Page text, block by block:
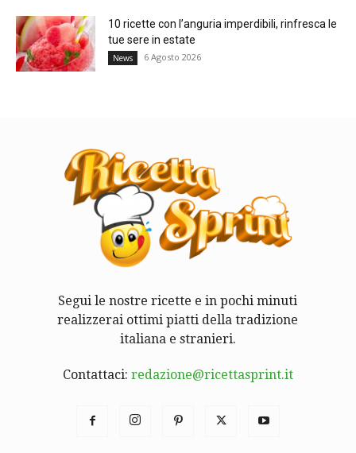
10 ricette con l’anguria imperdibili, rinfresca le
tue sere in estate
News 6 Agosto 2026
Segui le nostre ricette e in pochi minuti
realizzerai ottimi piatti della tradizione
italiana e stranieri.
Contattaci: redazione@ricettasprint.it